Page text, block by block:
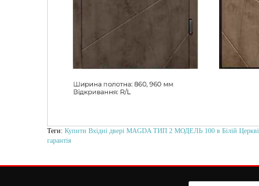
Теги: Купити Вхідні двері MAGDA ТИП 2 МОДЕЛЬ 100 в Білій Церкві
гарантія